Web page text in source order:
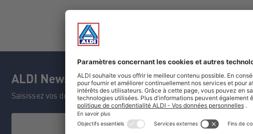
ALDI Newsletter
Saisissez vos données et ne manquez aucune de nos offres.